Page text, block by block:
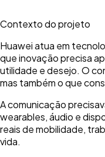
Contexto do projeto
Huawei atua em
que inovação precisa
utilidade e desejo. O
mas também o que
A comunicação
wearables, áudio e
reais de mobilidade,
vida.